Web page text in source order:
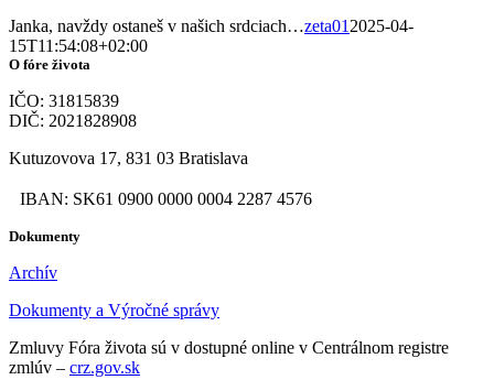
Janka, navždy ostaneš v našich srdciach…zeta01 2025-04-
15T11:54:08+02:00
O fóre života
IČO: 31815839
DIČ: 2021828908
Kutuzovova 17, 831 03 Bratislava
IBAN: SK61 0900 0000 0004 2287 4576
Dokumenty
Archív
Dokumenty a Výročné správy
Zmluvy Fóra života sú v dostupné online v Centrálnom registre
zmlúv – crz.gov.sk